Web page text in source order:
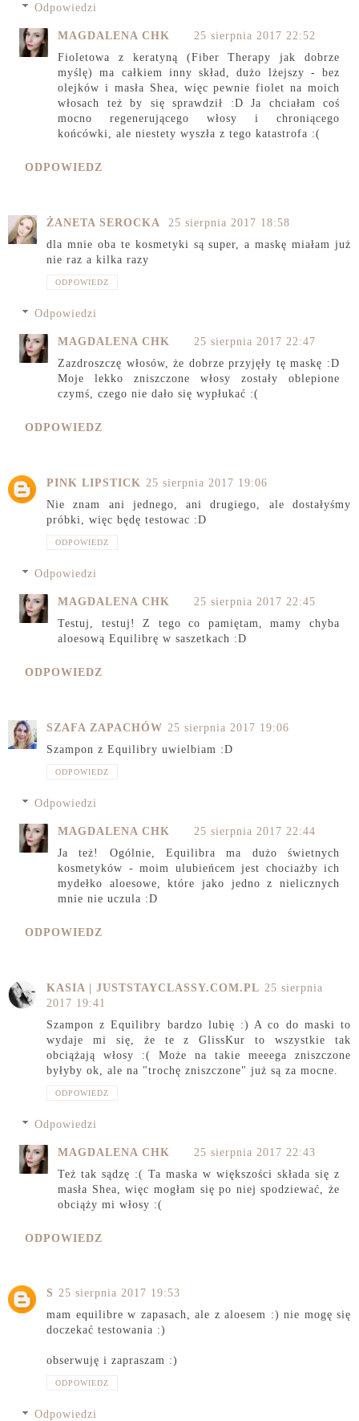
Odpowiedzi
MAGDALENA CHK
25 sierpnia 2017 22:52
Fioletowa z keratyną (Fiber Therapy jak dobrze
myślę) ma całkiem inny skład, dużo lżejszy - bez
olejków i masła Shea, więc pewnie fiolet na moich
włosach też by się sprawdził :D Ja chciałam coś
mocno regenerującego włosy i chroniącego
końcówki, ale niestety wyszła z tego katastrofa :(
ODPOWIEDZ
ŻANETA SEROCKA
25 sierpnia 2017 18:58
dla mnie oba te kosmetyki są super, a maskę miałam już
nie raz a kilka razy
ODPOWIEDZ
Odpowiedzi
MAGDALENA CHK
25 sierpnia 2017 22:47
Zazdroszczę włosów, że dobrze przyjęły tę maskę :D
Moje lekko zniszczone włosy zostały oblepione
czymś, czego nie dało się wypłukać :(
ODPOWIEDZ
PINK LIPSTICK 25 sierpnia 2017 19:06
Nie znam ani jednego, ani drugiego, ale dostałyśmy
próbki, więc będę testowac :D
ODPOWIEDZ
Odpowiedzi
MAGDALENA CHK
25 sierpnia 2017 22:45
Testuj, testuj! Z tego co pamiętam, mamy chyba
aloesową Equilibrę w saszetkach :D
ODPOWIEDZ
SZAFA ZAPACHÓW 25 sierpnia 2017 19:06
Szampon z Equilibry uwielbiam :D
ODPOWIEDZ
Odpowiedzi
MAGDALENA CHK
25 sierpnia 2017 22:44
Ja też! Ogólnie, Equilibra ma dużo świetnych
kosmetyków - moim ulubieńcem jest chociażby ich
mydełko aloesowe, które jako jedno z nielicznych
mnie nie uczula :D
ODPOWIEDZ
KASIA | JUSTSTAYCLASSY.COM.PL 25 sierpnia
2017 19:41
Szampon z Equilibry bardzo lubię :) A co do maski to
wydaje mi się, że te z GlissKur to wszystkie tak
obciążają włosy :( Może na takie meeega zniszczone
byłyby ok, ale na "trochę zniszczone" już są za mocne.
ODPOWIEDZ
Odpowiedzi
MAGDALENA CHK
25 sierpnia 2017 22:43
Też tak sądzę :( Ta maska w większości składa się z
masła Shea, więc mogłam się po niej spodziewać, że
obciąży mi włosy :(
ODPOWIEDZ
S 25 sierpnia 2017 19:53
mam equilibre w zapasach, ale z aloesem :) nie mogę się
doczekać testowania :)
obserwuję i zapraszam :)
ODPOWIEDZ
Odpowiedzi